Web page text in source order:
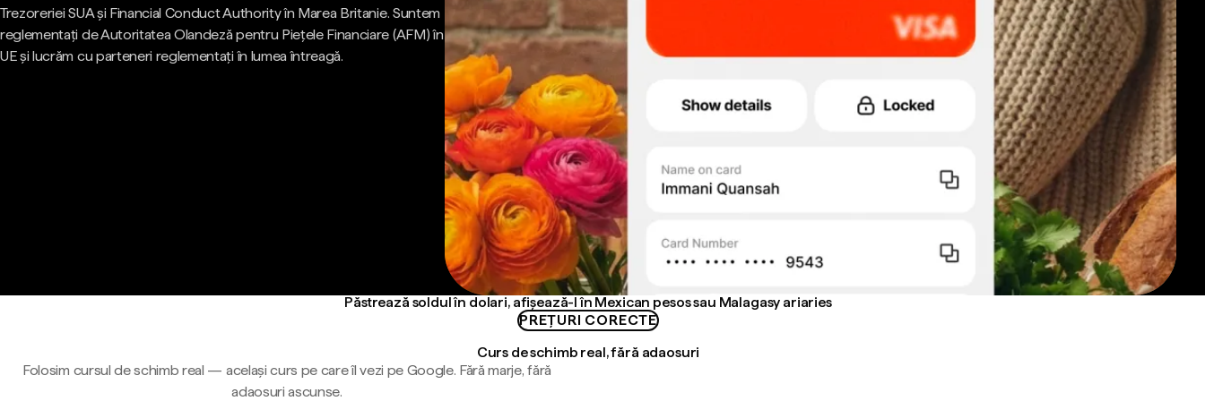
Trezoreriei SUA și Financial Conduct Authority în Marea Britanie. Suntem
reglementați de Autoritatea Olandeză pentru Piețele Financiare (AFM) în
UE și lucrăm cu parteneri reglementați în lumea întreagă.
Păstrează soldul în dolari, afișează-l în Mexican pesos sau Malagasy ariaries
PREȚURI CORECTE
Curs de schimb real, fără adaosuri
Folosim cursul de schimb real — același curs pe care îl vezi pe Google. Fără marje, fără
adaosuri ascunse.